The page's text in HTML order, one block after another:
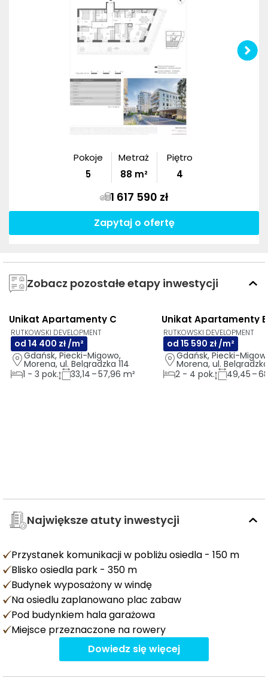
Pokoje
5
Metraż
88 m²
Piętro
4
1 617 590 zł
Zapytaj o ofertę
Zobacz pozostałe etapy inwestycji
Unikat Apartamenty C
RUTKOWSKI DEVELOPMENT
od 14 400 zł /m²
Gdańsk, Piecki-Migowo,
Morena, ul. Belgradzka 114
1 - 3 pok. 33,14 – 57,96 m²
Unikat Apartamenty E
RUTKOWSKI DEVELOPMENT
od 15 590 zł /m²
Gdańsk, Piecki-
Morena, ul. Belgradzka
2 - 4 pok. 49,45 –
Największe atuty inwestycji
Przystanek komunikacji w pobliżu osiedla - 150 m
Blisko osiedla park - 350 m
Budynek wyposażony w windę
Na osiedlu zaplanowano plac zabaw
Pod budynkiem hala garażowa
Miejsce przeznaczone na rowery
Dowiedz się więcej